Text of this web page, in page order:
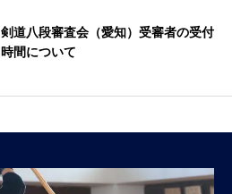
剣道八段審査会（愛知）受審者の受付
時間について